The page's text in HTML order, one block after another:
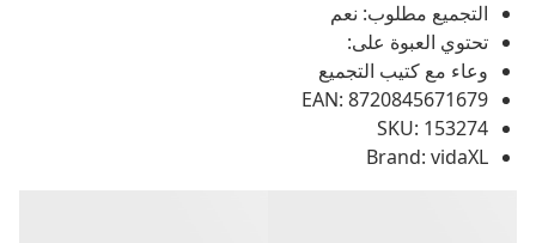
التجميع مطلوب: نعم
تحتوي العبوة على:
وعاء مع كتيب التجميع
EAN: 8720845671679
SKU: 153274
Brand: vidaXL